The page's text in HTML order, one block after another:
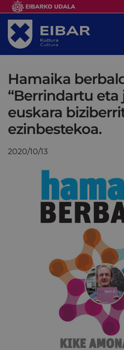
Hamaika
“Berrindartu eta
euskara
ezinbestekoa.
2020/10/13